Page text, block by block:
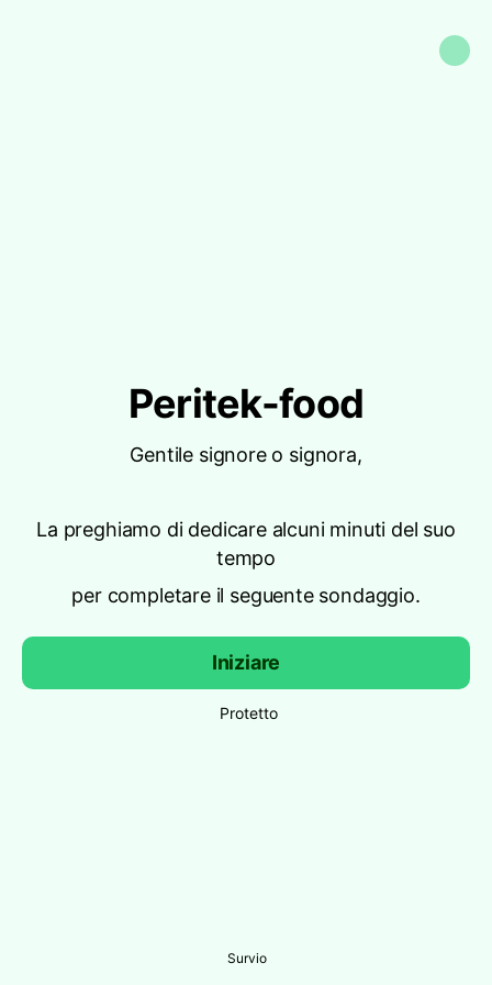
Peritek-food
Gentile signore o signora,
La preghiamo di dedicare alcuni minuti del suo
tempo
per completare il seguente sondaggio.
Iniziare
Protetto
Survio